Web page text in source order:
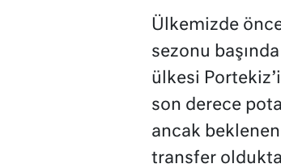
Ülkemizde
sezonu
ülkesi
son derece
ancak
transfer